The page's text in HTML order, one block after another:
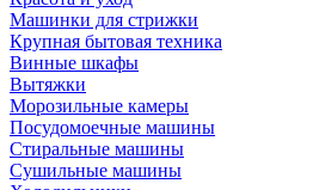
Машинки для стрижки
Крупная бытовая техника
Винные шкафы
Вытяжки
Морозильные камеры
Посудомоечные машины
Стиральные машины
Сушильные машины